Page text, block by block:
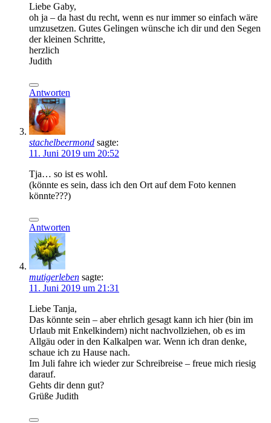
Liebe Gaby,
oh ja – da hast du recht, wenn es nur immer so einfach wäre
umzusetzen. Gutes Gelingen wünsche ich dir und den Segen
der kleinen Schritte,
herzlich
Judith
Antworten
stachelbeermond sagte:
11. Juni 2019 um 20:52
Tja… so ist es wohl.
(könnte es sein, dass ich den Ort auf dem Foto kennen
könnte???)
Antworten
mutigerleben sagte:
11. Juni 2019 um 21:31
Liebe Tanja,
Das könnte sein – aber ehrlich gesagt kann ich hier (bin im
Urlaub mit Enkelkindern) nicht nachvollziehen, ob es im
Allgäu oder in den Kalkalpen war. Wenn ich dran denke,
schaue ich zu Hause nach.
Im Juli fahre ich wieder zur Schreibreise – freue mich riesig
darauf.
Gehts dir denn gut?
Grüße Judith